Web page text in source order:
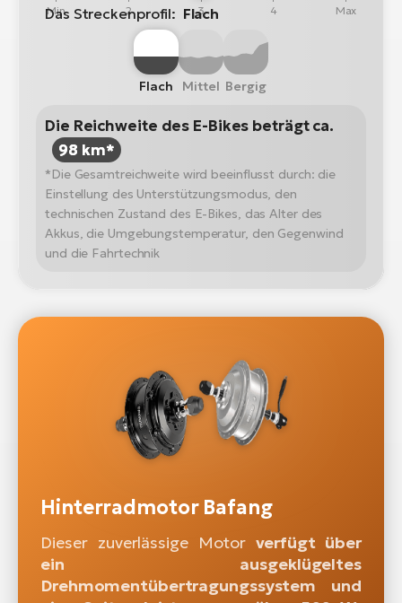
Min 2 3 4 Max
Das Streckenprofil: Flach
Flach Mittel Bergig
Die Reichweite des E-Bikes beträgt ca.
98 km*
*Die Gesamtreichweite wird beeinflusst durch: die
Einstellung des Unterstützungsmodus, den
technischen Zustand des E-Bikes, das Alter des
Akkus, die Umgebungstemperatur, den Gegenwind
und die Fahrtechnik
Hinterradmotor Bafang
Dieser zuverlässige Motorverfügt über
ein ausgeklügeltes
Drehmomentübertragungssystem und